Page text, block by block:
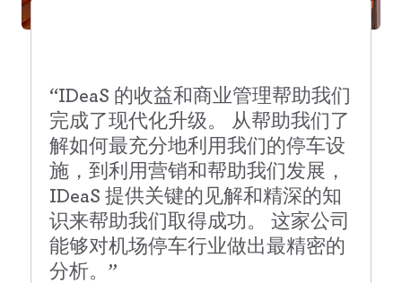
“IDeaS 的收益和商业管理帮助我们
完成了现代化升级。 从帮助我们了
解如何最充分地利用我们的停车设
施，到利用营销和帮助我们发展，
IDeaS 提供关键的见解和精深的知
识来帮助我们取得成功。 这家公司
能够对机场停车行业做出最精密的
分析。”